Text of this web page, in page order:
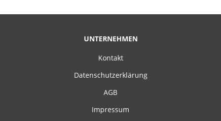
UNTERNEHMEN
Kontakt
Datenschutzerklärung
AGB
Impressum